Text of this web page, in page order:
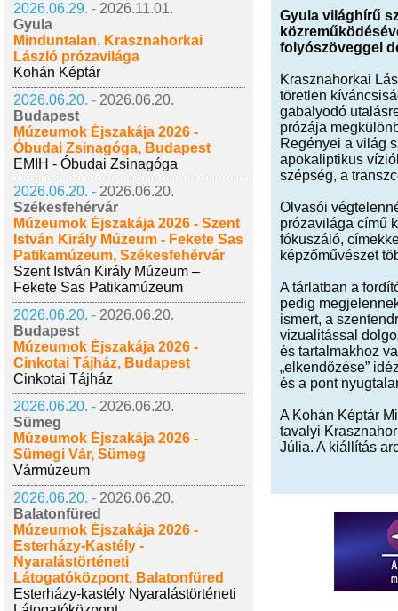
2026.06.29. - 2026.11.01.
Gyula
Minduntalan. Krasznahorkai
László prózavilága
Kohán Képtár
2026.06.20. - 2026.06.20.
Budapest
Múzeumok Éjszakája 2026 -
Óbudai Zsinagóga, Budapest
EMIH - Óbudai Zsinagóga
2026.06.20. - 2026.06.20.
Székesfehérvár
Múzeumok Éjszakája 2026 - Szent
István Király Múzeum - Fekete Sas
Patikamúzeum, Székesfehérvár
Szent István Király Múzeum –
Fekete Sas Patikamúzeum
2026.06.20. - 2026.06.20.
Budapest
Múzeumok Éjszakája 2026 -
Cinkotai Tájház, Budapest
Cinkotai Tájház
2026.06.20. - 2026.06.20.
Sümeg
Múzeumok Éjszakája 2026 -
Sümegi Vár, Sümeg
Vármúzeum
2026.06.20. - 2026.06.20.
Balatonfüred
Múzeumok Éjszakája 2026 -
Esterházy-Kastély -
Nyaralástörténeti
Látogatóközpont, Balatonfüred
Esterházy-kastély Nyaralástörténeti
Gyula világhírű
folyószöveggel
Krasznahorkai
töretlen
gabalyodó
prózája
Regényei a világ
apokaliptikus
szépség, a
Olvasói
prózavilága című
fókuszáló,
képzőművészet
A tárlatban a
pedig
ismert, a
vizualitással
és tartalmakhoz
„elkendőzése”
és a pont
A Kohán Képtár
tavalyi
Júlia. A kiállítás